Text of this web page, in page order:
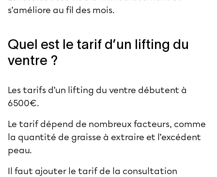
s’améliore au fil des mois.
Quel est le tarif d’un lifting du
ventre ?
Les tarifs d’un lifting du ventre débutent à
6500€.
Le tarif dépend de nombreux facteurs, comme
la quantité de graisse à extraire et l’excédent
peau.
Il faut ajouter le tarif de la consultation